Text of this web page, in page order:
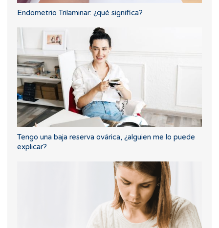
Endometrio Trilaminar: ¿qué significa?
Tengo una baja reserva ovárica, ¿alguien me lo puede
explicar?